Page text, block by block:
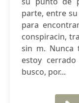
parte, entre
para
conspiracin,
sin m. Nunca
estoy
busco, por...